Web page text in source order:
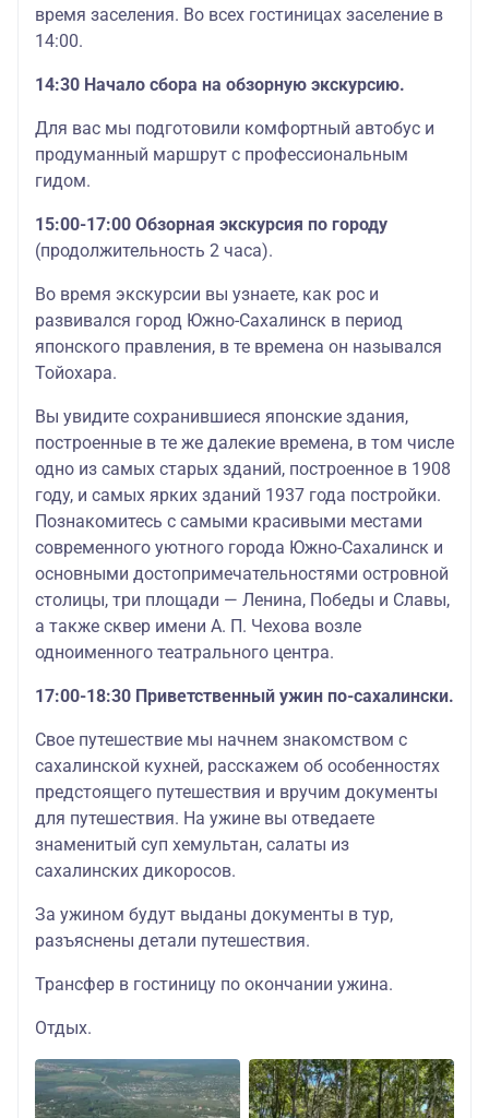
время заселения. Во всех гостиницах заселение в
14:00.
14:30 Начало сбора на обзорную экскурсию.
Для вас мы подготовили комфортный автобус и
продуманный маршрут с профессиональным
гидом.
15:00-17:00 Обзорная экскурсия по городу
(продолжительность 2 часа).
Во время экскурсии вы узнаете, как рос и
развивался город Южно-Сахалинск в период
японского правления, в те времена он назывался
Тойохара.
Вы увидите сохранившиеся японские здания,
построенные в те же далекие времена, в том числе
одно из самых старых зданий, построенное в 1908
году, и самых ярких зданий 1937 года постройки.
Познакомитесь с самыми красивыми местами
современного уютного города Южно-Сахалинск и
основными достопримечательностями островной
столицы, три площади — Ленина, Победы и Славы,
а также сквер имени А. П. Чехова возле
одноименного театрального центра.
17:00-18:30 Приветственный ужин по-сахалински.
Свое путешествие мы начнем знакомством с
сахалинской кухней, расскажем об особенностях
предстоящего путешествия и вручим документы
для путешествия. На ужине вы отведаете
знаменитый суп хемультан, салаты из
сахалинских дикоросов.
За ужином будут выданы документы в тур,
разъяснены детали путешествия.
Трансфер в гостиницу по окончании ужина.
Отдых.